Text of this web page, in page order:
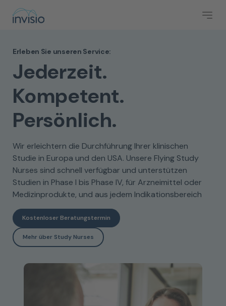
Erleben Sie unseren Service:
Jederzeit.
Kompetent.
Persönlich.
Wir erleichtern die Durchführung Ihrer klinischen
Studie in Europa und den USA. Unsere Flying Study
Nurses sind schnell verfügbar und unterstützen
Studien in Phase I bis Phase IV, für Arzneimittel oder
Medizinprodukte, und aus jedem Indikationsbereich
Kostenloser Beratungstermin
Mehr über Study Nurses